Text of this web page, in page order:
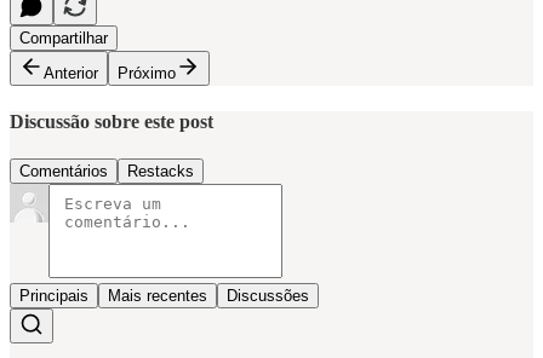
Compartilhar
Anterior
Próximo
Discussão sobre este post
Comentários Restacks
Principais Mais recentes Discussões